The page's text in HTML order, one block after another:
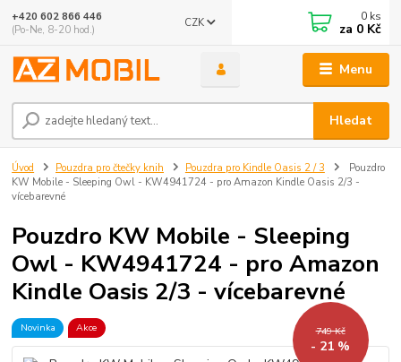
Menu
CZK
Hledat
+420 602 866 446
(Po-Ne, 8-20 hod.)
0 ks
za 0 Kč
Úvod Pouzdra pro čtečky knih Pouzdra pro Kindle Oasis 2 / 3
Pouzdro
KW Mobile - Sleeping Owl - KW4941724 - pro Amazon Kindle Oasis 2/3 -
vícebarevné
Pouzdro KW Mobile - Sleeping
Owl - KW4941724 - pro Amazon
Kindle Oasis 2/3 - vícebarevné
Novinka Akce 749 Kč
- 21 %